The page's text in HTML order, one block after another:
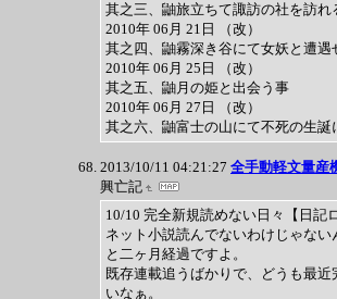
其之三、鼬旅立ちて諏訪の社を訪れ
2010年 06月 21日 （改）
其之四、鼬霧深き谷にて女妖と遭遇
2010年 06月 25日 （改）
其之五、鼬月の姫と出会う事
2010年 06月 27日 （改）
其之六、鼬富士の山にて不死の生誕
2013/10/11 04:21:27 全手動軽文量産
興亡記
10/10 完全新規読めない日々【日記
ネット小説読んでないわけじゃない
と二ヶ月経過ですよ。
既存連載追うばかりで、どうも最近
いなぁ。